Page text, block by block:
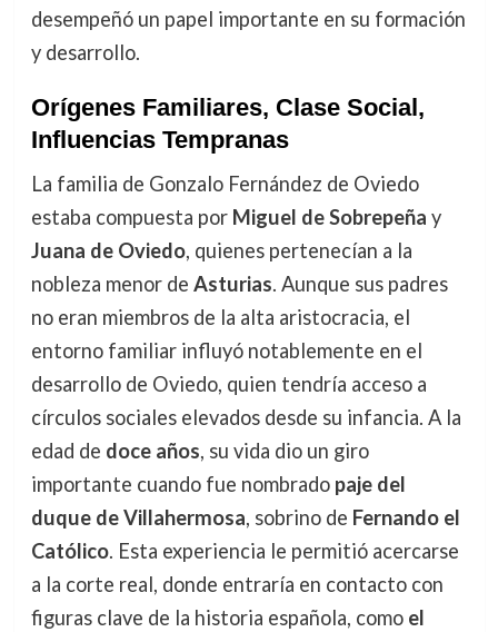
desempeñó un papel importante en su formación
y desarrollo.
Orígenes Familiares, Clase Social,
Influencias Tempranas
La familia de Gonzalo Fernández de Oviedo
estaba compuesta por Miguel de Sobrepeña y
Juana de Oviedo, quienes pertenecían a la
nobleza menor de Asturias. Aunque sus padres
no eran miembros de la alta aristocracia, el
entorno familiar influyó notablemente en el
desarrollo de Oviedo, quien tendría acceso a
círculos sociales elevados desde su infancia. A la
edad de doce años, su vida dio un giro
importante cuando fue nombrado paje del
duque de Villahermosa, sobrino de Fernando el
Católico. Esta experiencia le permitió acercarse
a la corte real, donde entraría en contacto con
figuras clave de la historia española, como el